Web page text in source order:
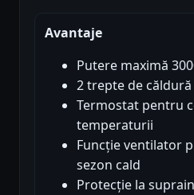
Avantaje
Putere maximă
2 trepte de căldură
Termostat pentru
temperaturii
Funcție ventilator
sezon cald
Protecție la